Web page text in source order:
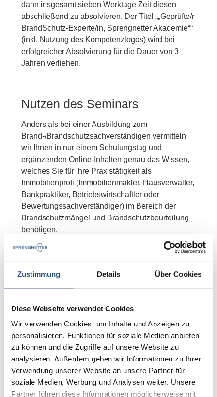
Zustimmung Details Über Cookies
Diese Webseite verwendet Cookies
Wir verwenden Cookies, um Inhalte und Anzeigen zu
personalisieren, Funktionen für soziale Medien anbieten
zu können und die Zugriffe auf unsere Website zu
analysieren. Außerdem geben wir Informationen zu Ihrer
Verwendung unserer Website an unsere Partner für
soziale Medien, Werbung und Analysen weiter. Unsere
Partner führen diese Informationen möglicherweise mit
dann insgesamt sieben Werktage Zeit diesen
abschließend zu absolvieren. Der Titel „„Geprüfte/r
BrandSchutz-Experte/in, Sprengnetter Akademie““
(inkl. Nutzung des Kompetenzlogos) wird bei
erfolgreicher Absolvierung für die Dauer von 3
Jahren verliehen.
Nutzen des Seminars
Anders als bei einer Ausbildung zum
Brand-/Brandschutzsachverständigen vermitteln
wir Ihnen in nur einem Schulungstag und
ergänzenden Online-Inhalten genau das Wissen,
welches Sie für Ihre Praxistätigkeit als
Immobilienprofi (Immobilienmakler, Hausverwalter,
Bankpraktiker, Betriebswirtschaftler oder
Bewertungssachverständiger) im Bereich der
Brandschutzmängel und Brandschutzbeurteilung
benötigen.
Durch die interaktive Workshopatmosphäre
hochqualifizierten Dozenten ist der Lernstoff leicht
verständlich und kann umgehend im Berufsalltag
Profis“ ist dieser Workshop interessant, da diese
ihr Wissen komprimiert auffrischen und hinsichtlich
der baulich notwendigen und wertrelevanten
Aspekte (Kostenwert) ergänzen können.